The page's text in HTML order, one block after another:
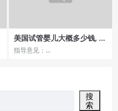
美国试管婴儿大概多少钱, 费
用解析与成功率如何？
指导意见：...
搜
索